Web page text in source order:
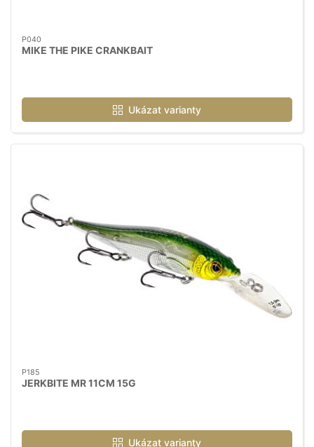
P040
MIKE THE PIKE CRANKBAIT
Ukázat varianty
P185
JERKBITE MR 11CM 15G
Ukázat varianty